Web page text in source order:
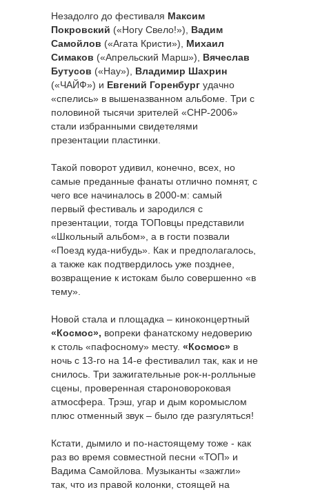
Незадолго до фестиваля Максим
Покровский («Ногу Свело!»), Вадим
Самойлов («Агата Кристи»), Михаил
Симаков («Апрельский Марш»), Вячеслав
Бутусов («Нау»), Владимир Шахрин
(«ЧАЙФ») и Евгений Горенбург удачно
«спелись» в вышеназванном альбоме. Три с
половиной тысячи зрителей «СНР-2006»
стали избранными свидетелями
презентации пластинки.
Такой поворот удивил, конечно, всех, но
самые преданные фанаты отлично помнят, с
чего все начиналось в 2000-м: самый
первый фестиваль и зародился с
презентации, тогда ТОПовцы представили
«Школьный альбом», а в гости позвали
«Поезд куда-нибудь». Как и предполагалось,
а также как подтвердилось уже позднее,
возвращение к истокам было совершенно «в
тему».
Новой стала и площадка – киноконцертный
«Космос», вопреки фанатскому недоверию
к столь «пафосному» месту. «Космос» в
ночь с 13-го на 14-е фестивалил так, как и не
снилось. Три зажигательные рок-н-ролльные
сцены, проверенная староновороковая
атмосфера. Трэш, угар и дым коромыслом
плюс отменный звук – было где разгуляться!
Кстати, дымило и по-настоящему тоже - как
раз во время совместной песни «ТОП» и
Вадима Самойлова. Музыканты «зажгли»
так, что из правой колонки, стоящей на